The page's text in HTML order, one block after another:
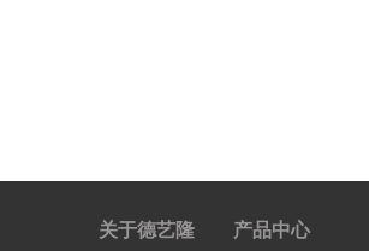
关于德艺隆 产品中心